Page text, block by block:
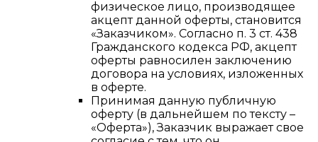
физическое лицо, производящее
акцепт данной оферты, становится
«Заказчиком». Согласно п. 3 ст. 438
Гражданского кодекса РФ, акцепт
оферты равносилен заключению
договора на условиях, изложенных
в оферте.
Принимая данную публичную
оферту (в дальнейшем по тексту –
«Оферта»), Заказчик выражает свое